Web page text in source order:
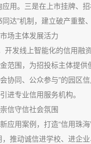
用。三是在上市挂牌、
达”机制，建立破产重整
场主体发展活力
发线上智能化的信用融
范围，为招投标主体提
协同、公众参与”的园
进专业信用服务机构。
信守信社会氛围
用案例，打造“信用珠海
推动诚信进学校、进企